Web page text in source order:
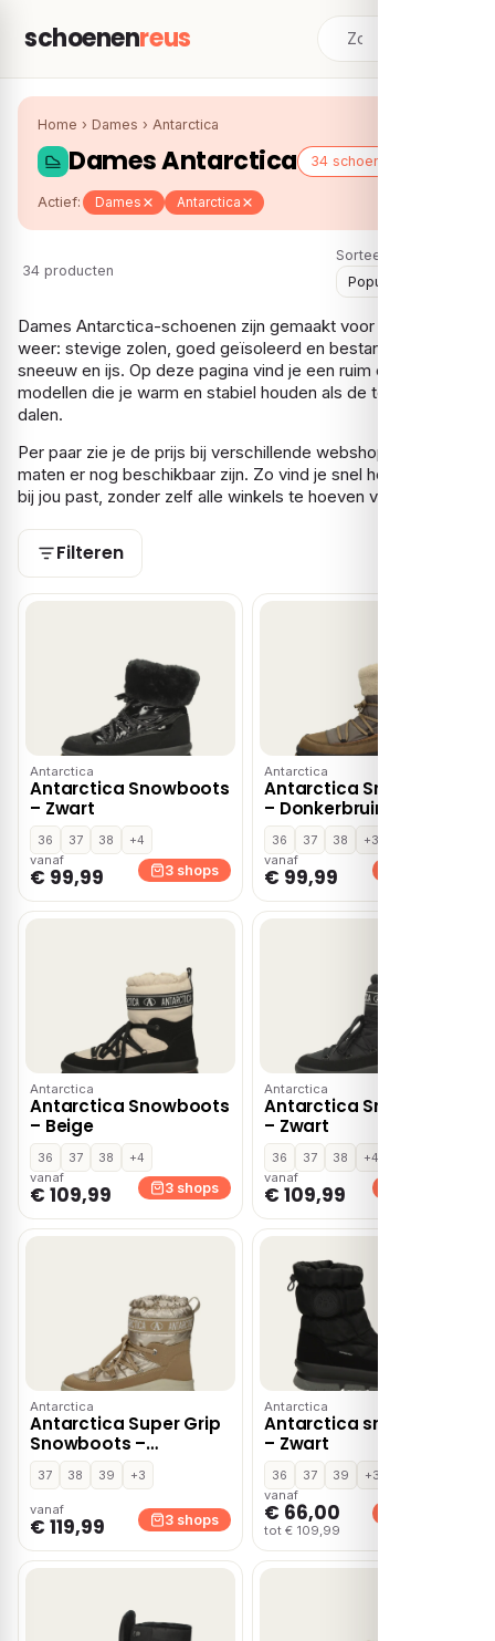
schoenenreus
Home › Dames › Antarctica
Dames Antarctica 34 schoenen
Actief: Dames Antarctica
34 producten
Sorteer:
Dames Antarctica-schoenen zijn gemaakt voor echt koud
weer: stevige zolen, goed geïsoleerd en bestand tegen
sneeuw en ijs. Op deze pagina vind je een ruim overzicht van
modellen die je warm en stabiel houden als de temperaturen
dalen.
Per paar zie je de prijs bij verschillende webshops en welke
maten er nog beschikbaar zijn. Zo vind je snel het model dat
bij jou past, zonder zelf alle winkels te hoeven vergelijken.
Filteren
Antarctica
Antarctica Snowboots
– Zwart
36 37 38
+4
vanaf
€ 99,99 3 shops
Antarctica
Antarctica Snowboots
– Donkerbruin
36 37 38
+3
vanaf
€ 99,99
Antarctica
Antarctica Snowboots
– Beige
36 37 38
+4
vanaf
€ 109,99 3 shops
Antarctica
Antarctica Snowboots
– Zwart
36 37 38
+4
vanaf
€ 109,99
Antarctica
Antarctica Super Grip
Snowboots –
Goudkleur
37 38 39 +3
vanaf
€ 119,99 3 shops
Antarctica
Antarctica snowboots
– Zwart
36 37 39
+3
vanaf
€ 66,00
tot € 109,99